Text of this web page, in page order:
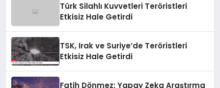
Türk Silahlı Kuvvetleri Teröristleri
Etkisiz Hale Getirdi
TSK, Irak ve Suriye’de Teröristleri
Etkisiz Hale Getirdi
Fatih Dönmez: Yapay Zeka Araştırma